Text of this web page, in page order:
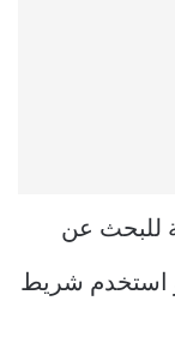
للبحث عن
استخدم شريط